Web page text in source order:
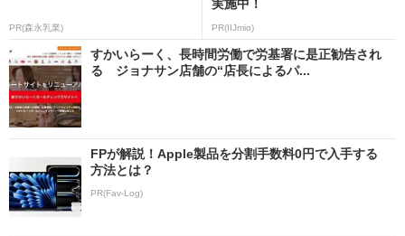
PR(森永乳業)
実施中！
PR(IIJmio)
すかいらーく、長時間労働で労基署に是正勧告され
る ジョナサン店舗の“店長によるパ...
FPが解説！Apple製品を分割手数料0円で入手する
方法とは？
PR(Fav-Log)